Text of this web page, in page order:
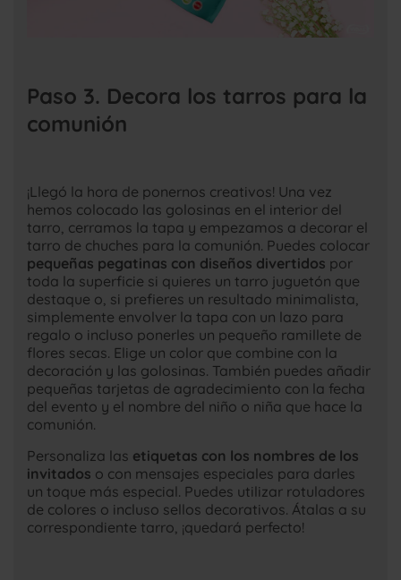
Paso 3. Decora los tarros para la
comunión
¡Llegó la hora de ponernos creativos! Una vez
hemos colocado las golosinas en el interior del
tarro, cerramos la tapa y empezamos a decorar el
tarro de chuches para la comunión. Puedes colocar
pequeñas pegatinas con diseños divertidos por
toda la superficie si quieres un tarro juguetón que
destaque o, si prefieres un resultado minimalista,
simplemente envolver la tapa con un lazo para
regalo o incluso ponerles un pequeño ramillete de
flores secas. Elige un color que combine con la
decoración y las golosinas. También puedes añadir
pequeñas tarjetas de agradecimiento con la fecha
del evento y el nombre del niño o niña que hace la
comunión.
Personaliza las etiquetas con los nombres de los
invitados o con mensajes especiales para darles
un toque más especial. Puedes utilizar rotuladores
de colores o incluso sellos decorativos. Átalas a su
correspondiente tarro, ¡quedará perfecto!